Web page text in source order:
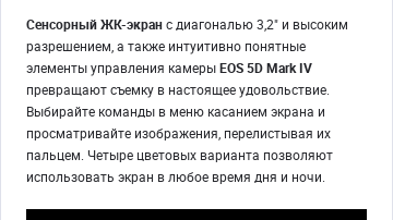
Сенсорный ЖК-экранс диагональю 3,2" и высоким
разрешением, а также интуитивно понятные
элементы управления камерыEOS 5D Mark IV
превращают съемку в настоящее удовольствие.
Выбирайте команды в меню касанием экрана и
просматривайте изображения, перелистывая их
пальцем. Четыре цветовых варианта позволяют
использовать экран в любое время дня и ночи.